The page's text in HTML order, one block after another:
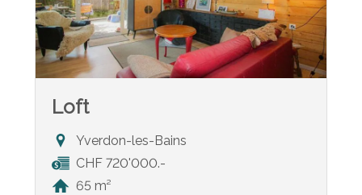
Loft
Yverdon-les-Bains
CHF 720'000.-
65 m²